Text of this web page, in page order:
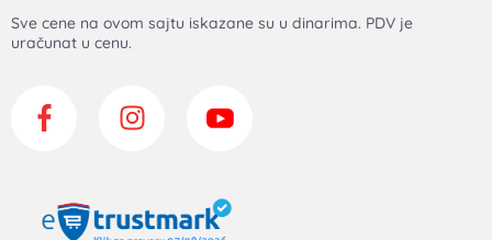
Sve cene na ovom sajtu iskazane su u dinarima. PDV je
uračunat u cenu.